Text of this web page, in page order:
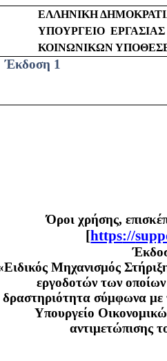
ΕΛΛΗΝΙΚΗ
ΥΠΟΥΡΓΕΙΟ
ΚΟΙΝΩΝΙΚΩΝ
Έκδοση 1
Όροι χρήσης,
[https://
Μηχανισμός
εργοδοτών των οποίων
δραστηριότητα σύμφωνα με
Υπουργείο
αντιμετώπισης